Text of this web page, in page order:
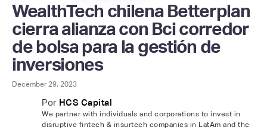
WealthTech chilena Betterplan
cierra alianza con Bci corredor
de bolsa para la gestión de
inversiones
December 29, 2023
Por HCS Capital
We partner with individuals and corporations to invest in
disruptive fintech & insurtech companies in LatAm and the